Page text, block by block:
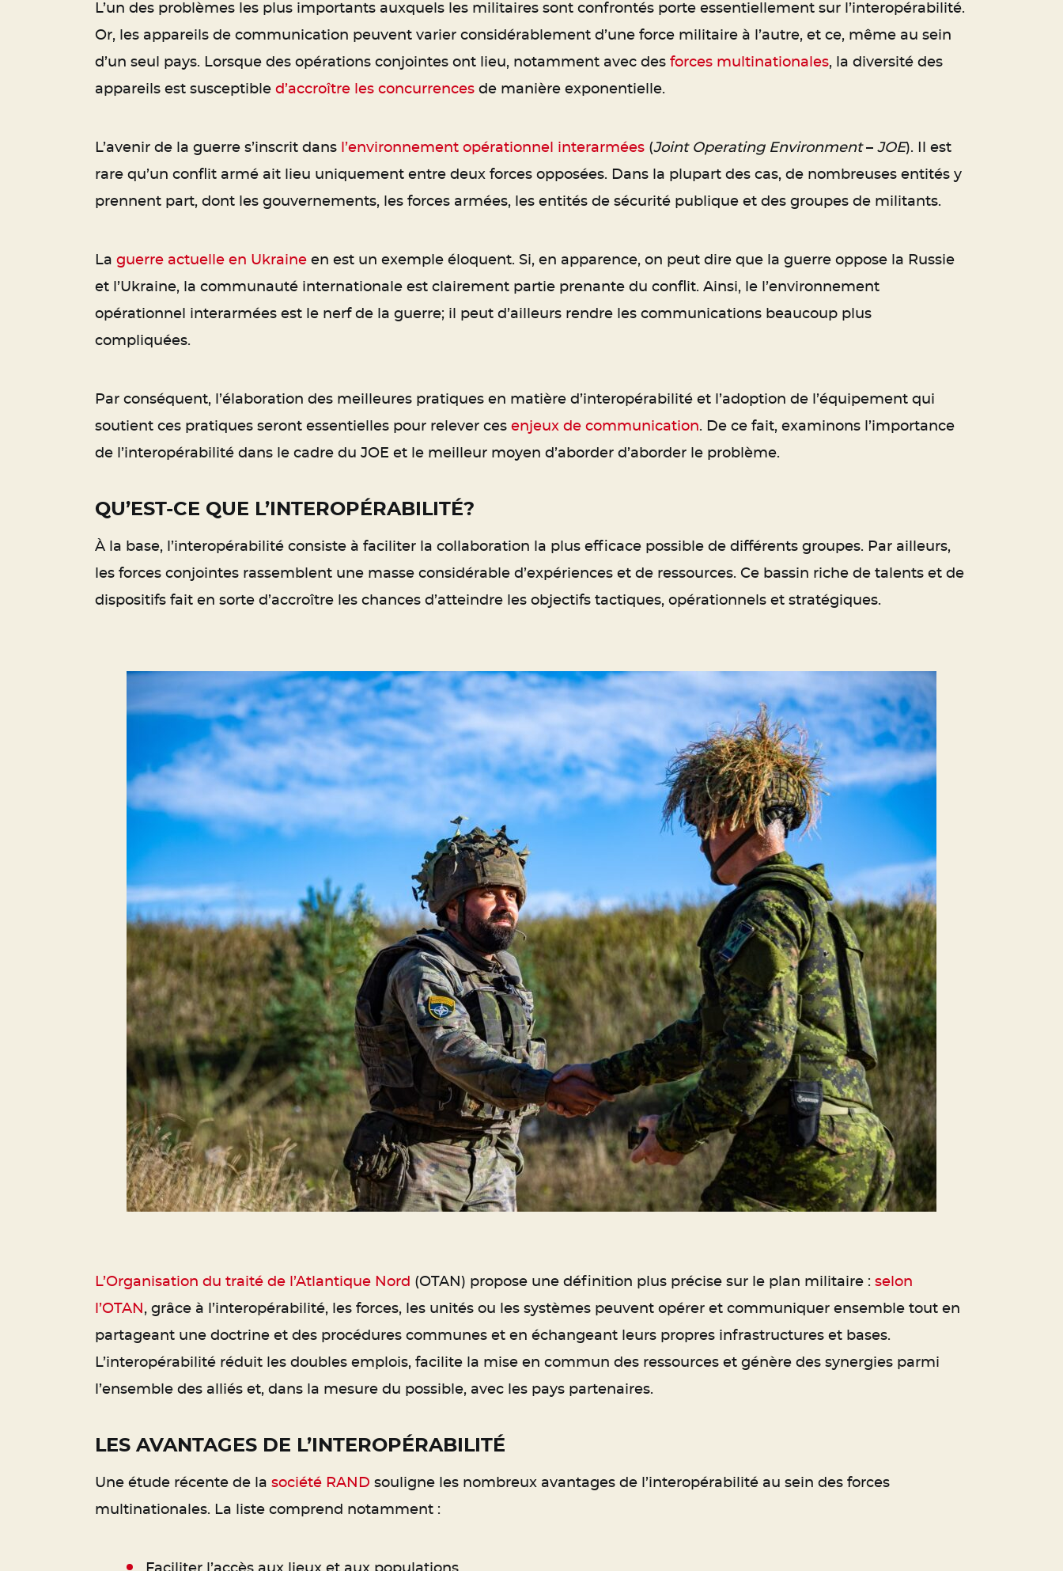
L’un des problèmes les plus importants auxquels les militaires sont confrontés porte essentiellement sur l’interopérabilité.
Or, les appareils de communication peuvent varier considérablement d’une force militaire à l’autre, et ce, même au sein
d’un seul pays. Lorsque des opérations conjointes ont lieu, notamment avec des forces multinationales, la diversité des
appareils est susceptible d’accroître les concurrences de manière exponentielle.
L’avenir de la guerre s’inscrit dans l’environnement opérationnel interarmées (Joint Operating Environment– JOE). Il est
rare qu’un conflit armé ait lieu uniquement entre deux forces opposées. Dans la plupart des cas, de nombreuses entités y
prennent part, dont les gouvernements, les forces armées, les entités de sécurité publique et des groupes de militants.
La guerre actuelle en Ukraine en est un exemple éloquent. Si, en apparence, on peut dire que la guerre oppose la Russie
et l’Ukraine, la communauté internationale est clairement partie prenante du conflit. Ainsi, le l’environnement
opérationnel interarmées est le nerf de la guerre; il peut d’ailleurs rendre les communications beaucoup plus
compliquées.
Par conséquent, l’élaboration des meilleures pratiques en matière d’interopérabilité et l’adoption de l’équipement qui
soutient ces pratiques seront essentielles pour relever ces enjeux de communication. De ce fait, examinons l’importance
de l’interopérabilité dans le cadre du JOE et le meilleur moyen d’aborder d’aborder le problème.
QU’EST-CE QUE L’INTEROPÉRABILITÉ?
À la base, l’interopérabilité consiste à faciliter la collaboration la plus efficace possible de différents groupes. Par ailleurs,
les forces conjointes rassemblent une masse considérable d’expériences et de ressources. Ce bassin riche de talents et de
dispositifs fait en sorte d’accroître les chances d’atteindre les objectifs tactiques, opérationnels et stratégiques.
L’Organisation du traité de l’Atlantique Nord (OTAN) propose une définition plus précise sur le plan militaire : selon
l’OTAN , grâce à l’interopérabilité, les forces, les unités ou les systèmes peuvent opérer et communiquer ensemble tout en
partageant une doctrine et des procédures communes et en échangeant leurs propres infrastructures et bases.
L’interopérabilité réduit les doubles emplois, facilite la mise en commun des ressources et génère des synergies parmi
l’ensemble des alliés et, dans la mesure du possible, avec les pays partenaires.
LES AVANTAGES DE L’INTEROPÉRABILITÉ
Une étude récente de la société RAND souligne les nombreux avantages de l’interopérabilité au sein des forces
multinationales. La liste comprend notamment :